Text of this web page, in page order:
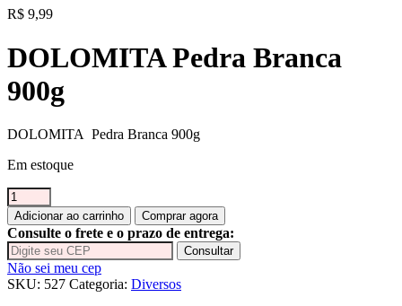
R$ 9,99
DOLOMITA Pedra Branca
900g
DOLOMITA Pedra Branca 900g
Em estoque
DOLOMITA
Pedra
Branca
900g
quantidade
Adicionar ao carrinho Comprar agora
Consulte o frete e o prazo de entrega:
Consultar
Não sei meu cep
SKU: 527 Categoria: Diversos